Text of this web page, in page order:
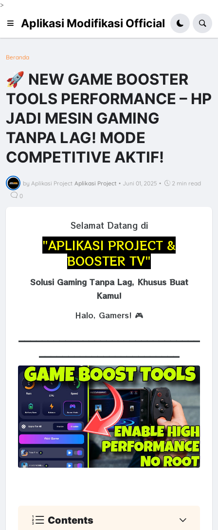
>
Aplikasi Modifikasi Official
Beranda
🚀 NEW GAME BOOSTER
TOOLS PERFORMANCE – HP
JADI MESIN GAMING
TANPA LAG! MODE
COMPETITIVE AKTIF!
by Aplikasi Project Aplikasi Project • Juni 01, 2025 •
2 min read
0
Selamat Datang di
"APLIKASI PROJECT &
BOOSTER TV"
Solusi Gaming Tanpa Lag, Khusus Buat
Kamu!
Halo, Gamers! 🎮
Contents